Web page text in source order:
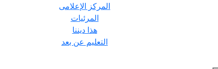
المركز الإعلامى
المرئيات
هذا ديننا
التعليم عن بعد